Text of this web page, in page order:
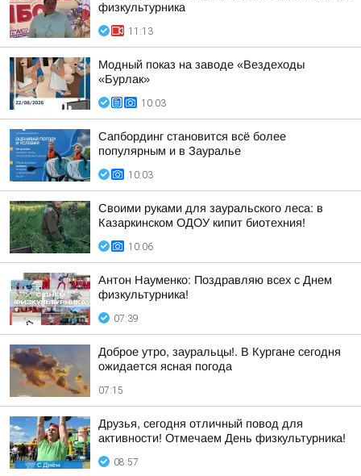
физкультурника
11:13
Модный показ на заводе «Вездеходы
«Бурлак»
10:03
Сапбординг становится всё более
популярным и в Зауралье
10:03
Своими руками для зауральского леса: в
Казаркинском ОДОУ кипит биотехния!
10:06
Антон Науменко: Поздравляю всех с Днем
физкультурника!
07:39
Доброе утро, зауральцы!. В Кургане сегодня
ожидается ясная погода
07:15
Друзья, сегодня отличный повод для
активности! Отмечаем День физкультурника!
08:57